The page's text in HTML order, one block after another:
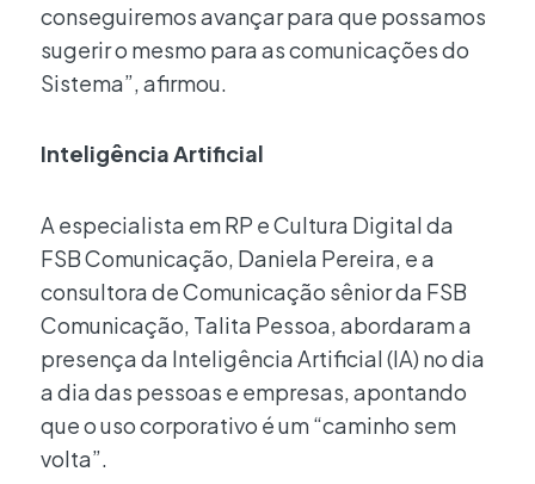
conseguiremos avançar para que possamos
sugerir o mesmo para as comunicações do
Sistema”, afirmou.
Inteligência Artificial
A especialista em RP e Cultura Digital da
FSB Comunicação, Daniela Pereira, e a
consultora de Comunicação sênior da FSB
Comunicação, Talita Pessoa, abordaram a
presença da Inteligência Artificial (IA) no dia
a dia das pessoas e empresas, apontando
que o uso corporativo é um “caminho sem
volta”.